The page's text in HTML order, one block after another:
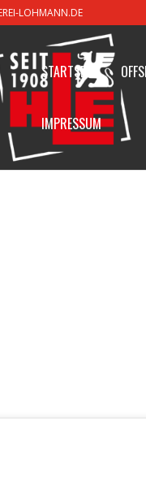
LOHMANN.DE
STARTSEITE
IMPRESSUM